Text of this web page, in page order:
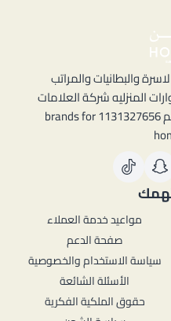
والبطانيات والمراتب
المنزليه شركة العلامات
المنزلية للتجارة سجل تجاري رقم 1131327656 brands for
مواعيد خدمة العملاء
صفحة الدعم
سياسة الاستخدام والخصوصية
الأسئلة الشائعة
حقوق الملكية الفكرية